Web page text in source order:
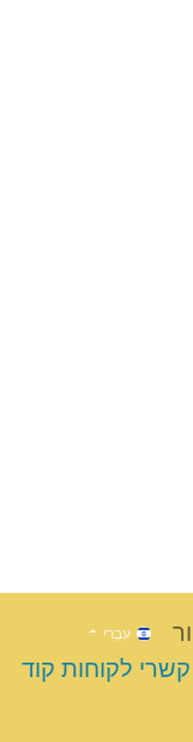
עִבְרִי
קשרי לקוחות קוד